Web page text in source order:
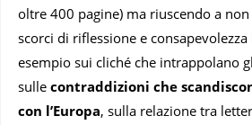
oltre 400 pagine) ma riuscendo a
scorci di riflessione e
esempio sui cliché che intrappolano
sulle contraddizioni che
con l’Europa, sulla relazione tra